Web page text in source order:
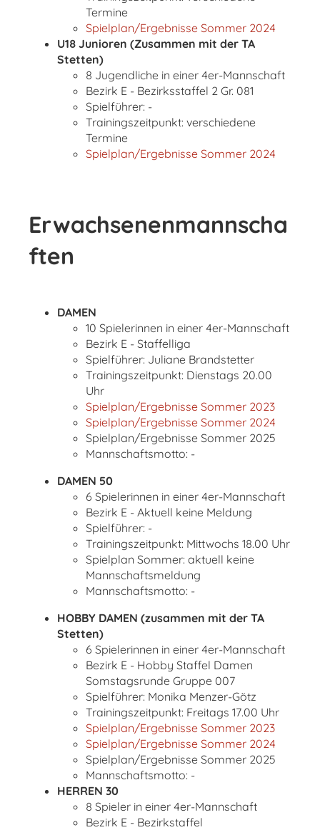
Termine
Spielplan/Ergebnisse Sommer 2024
U18 Junioren (Zusammen mit der TA
Stetten)
8 Jugendliche in einer 4er-Mannschaft
Bezirk E - Bezirksstaffel 2 Gr. 081
Spielführer: -
Trainingszeitpunkt: verschiedene
Termine
Spielplan/Ergebnisse Sommer 2024
Erwachsenenmannscha
ften
DAMEN
10 Spielerinnen in einer 4er-Mannschaft
Bezirk E - Staffelliga
Spielführer: Juliane Brandstetter
Trainingszeitpunkt: Dienstags 20.00
Uhr
Spielplan/Ergebnisse Sommer 2023
Spielplan/Ergebnisse Sommer 2024
Spielplan/Ergebnisse Sommer 2025
Mannschaftsmotto: -
DAMEN 50
6 Spielerinnen in einer 4er-Mannschaft
Bezirk E - Aktuell keine Meldung
Spielführer: -
Trainingszeitpunkt: Mittwochs 18.00 Uhr
Spielplan Sommer: aktuell keine
Mannschaftsmeldung
Mannschaftsmotto: -
HOBBY DAMEN (zusammen mit der TA
Stetten)
6 Spielerinnen in einer 4er-Mannschaft
Bezirk E - Hobby Staffel Damen
Somstagsrunde Gruppe 007
Spielführer: Monika Menzer-Götz
Trainingszeitpunkt: Freitags 17.00 Uhr
Spielplan/Ergebnisse Sommer 2023
Spielplan/Ergebnisse Sommer 2024
Spielplan/Ergebnisse Sommer 2025
Mannschaftsmotto: -
HERREN 30
8 Spieler in einer 4er-Mannschaft
Bezirk E - Bezirkstaffel